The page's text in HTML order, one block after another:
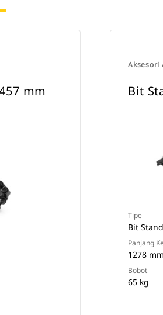
mm
Aksesori
Bit
Tipe
Bit
Panjang
1278 mm
Bobot
65 kg